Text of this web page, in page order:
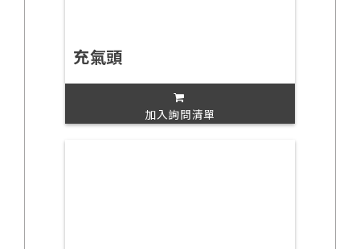
充氣頭
加入詢問清單